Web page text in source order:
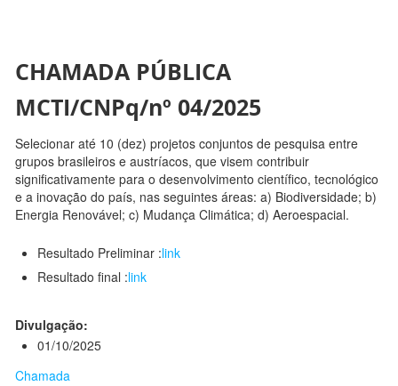
CHAMADA PÚBLICA
MCTI/CNPq/nº 04/2025
Selecionar até 10 (dez) projetos conjuntos de pesquisa entre
grupos brasileiros e austríacos, que visem contribuir
significativamente para o desenvolvimento científico, tecnológico
e a inovação do país, nas seguintes áreas: a) Biodiversidade; b)
Energia Renovável; c) Mudança Climática; d) Aeroespacial.
Resultado Preliminar :link
Resultado final :link
Divulgação:
01/10/2025
Chamada